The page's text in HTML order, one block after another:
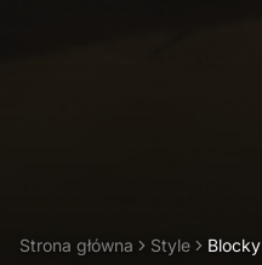
Strona główna Style Blocky